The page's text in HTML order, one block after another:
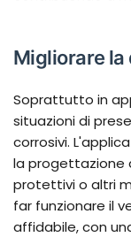
Migliorare
Soprattutto in
situazioni di
corrosivi.
la progettazione
protettivi o altri
far funzionare il
affidabile, con